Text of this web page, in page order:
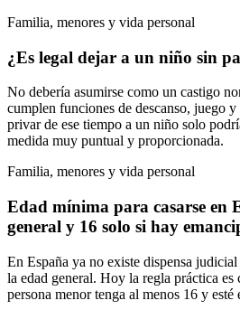
Familia, menores y vida personal
¿Es legal dejar a un niño sin
No debería asumirse como un castigo
cumplen funciones de descanso, juego
privar de ese tiempo a un niño solo
medida muy puntual y proporcionada.
Familia, menores y vida personal
Edad mínima para casarse en
general y 16 solo si hay
En España ya no existe dispensa
la edad general. Hoy la regla práctica es
persona menor tenga al menos 16 y esté